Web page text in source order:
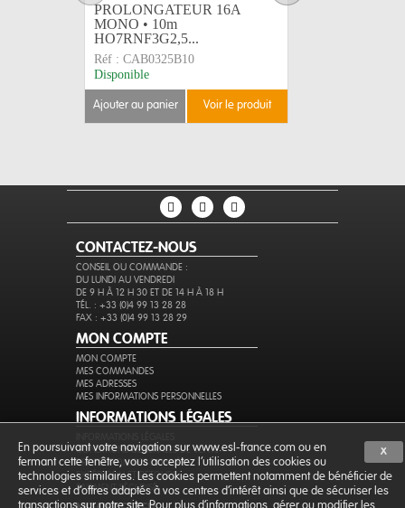
PROLONGATEUR 16A
MONO • 10m
HO7RNF3G2,5...
Réf : CAB0325B10
Disponible
ajouter au panier voir le produit
CONTACTEZ-NOUS
CONSEIL OU COMMANDE :
DU LUNDI AU VENDREDI
DE 9 H À 12 H 30 ET DE 14 H À 18 H
TÉL. : +33 (0)4 99 13 28 28
FAX : +33 (0)4 99 13 28 29
MON COMPTE
MON COMPTE
MES COMMANDES
MES ADRESSES
MES INFORMATIONS PERSONNELLES
INFORMATIONS LÉGALES
CONDITIONS GÉNÉRALES DE VENTE
PROTECTION DES DONNÉES
EXPÉDITION ET RETOURS
PAIEMENT SÉCURISÉ
X
En poursuivant votre navigation sur www.esl-france.com ou en
fermant cette fenêtre, vous acceptez l’utilisation des cookies ou
technologies similaires. Les cookies permettent notamment de bénéficier de
services et d'offres adaptés à vos centres d'intérêt ainsi que de sécuriser les